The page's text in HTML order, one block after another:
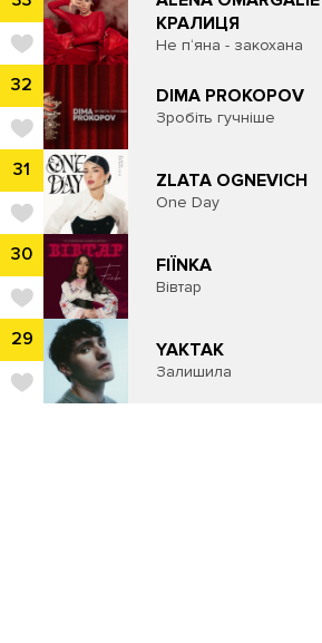
КРАЛИЦЯ
Не п‘яна - закохана
32 ​DIMA PROKOPOV
Зробіть гучніше
31 ZLATA OGNEVICH
One Day
30 FIЇNKA
Вівтар
29 YAKTAK
Залишила